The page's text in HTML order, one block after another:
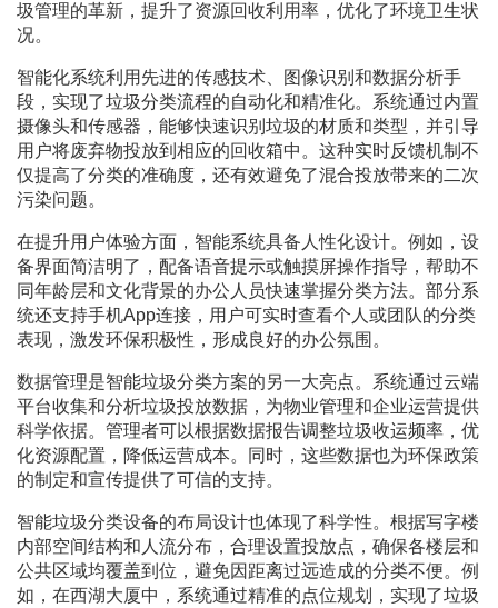
圾管理的革新，提升了资源回收利用率，优化了环境卫生状
况。
智能化系统利用先进的传感技术、图像识别和数据分析手
段，实现了垃圾分类流程的自动化和精准化。系统通过内置
摄像头和传感器，能够快速识别垃圾的材质和类型，并引导
用户将废弃物投放到相应的回收箱中。这种实时反馈机制不
仅提高了分类的准确度，还有效避免了混合投放带来的二次
污染问题。
在提升用户体验方面，智能系统具备人性化设计。例如，设
备界面简洁明了，配备语音提示或触摸屏操作指导，帮助不
同年龄层和文化背景的办公人员快速掌握分类方法。部分系
统还支持手机App连接，用户可实时查看个人或团队的分类
表现，激发环保积极性，形成良好的办公氛围。
数据管理是智能垃圾分类方案的另一大亮点。系统通过云端
平台收集和分析垃圾投放数据，为物业管理和企业运营提供
科学依据。管理者可以根据数据报告调整垃圾收运频率，优
化资源配置，降低运营成本。同时，这些数据也为环保政策
的制定和宣传提供了可信的支持。
智能垃圾分类设备的布局设计也体现了科学性。根据写字楼
内部空间结构和人流分布，合理设置投放点，确保各楼层和
公共区域均覆盖到位，避免因距离过远造成的分类不便。例
如，在西湖大厦中，系统通过精准的点位规划，实现了垃圾